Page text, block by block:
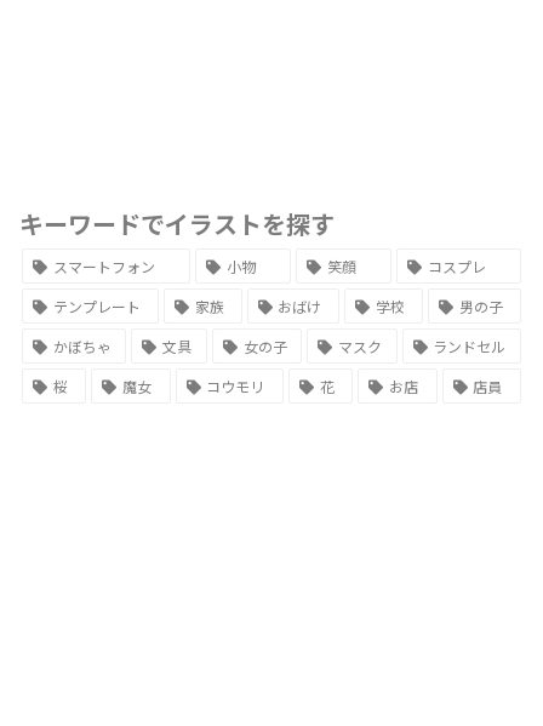
キーワードでイラストを探す
スマートフォン 小物 笑顔
コスプレ
テンプレート
家族 おばけ 学校
男の子
かぼちゃ
文具 女の子 マスク
ランドセル
桜
魔女 コウモリ 花 お店 店員